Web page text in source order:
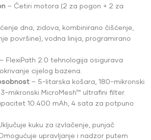
– Četiri motora (2 za pogon + 2 za
dna, zidova, kombinirano čišćenje,
površine), vodna linija, programirano
– FlexiPath 2.0 tehnologija osigurava
cijelog bazena.
– 5-litarska košara, 180-mikronski
mikronski MicroMesh™ ultrafini filter.
10.400 mAh, 4 sata za potpuno
kuku za izvlačenje, punjač
upravljanje i nadzor putem